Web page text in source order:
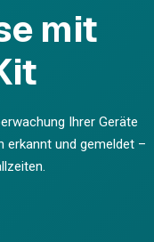
mit
Ihrer Geräte
erkannt und gemeldet –